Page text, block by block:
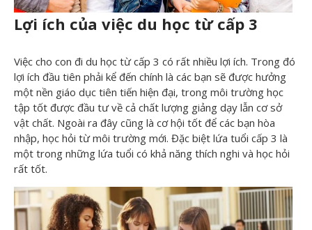
Lợi ích của việc du học từ cấp 3
Việc cho con đi du học từ cấp 3 có rất nhiều lợi ích. Trong đó
lợi ích đầu tiên phải kể đến chính là các bạn sẽ được hưởng
một nền giáo dục tiên tiến hiện đại, trong môi trường học
tập tốt được đầu tư về cả chất lượng giảng dạy lẫn cơ sở
vật chất. Ngoài ra đây cũng là cơ hội tốt để các bạn hòa
nhập, học hỏi từ môi trường mới. Đặc biệt lứa tuổi cấp 3 là
một trong những lứa tuổi có khả năng thích nghi và học hỏi
rất tốt.